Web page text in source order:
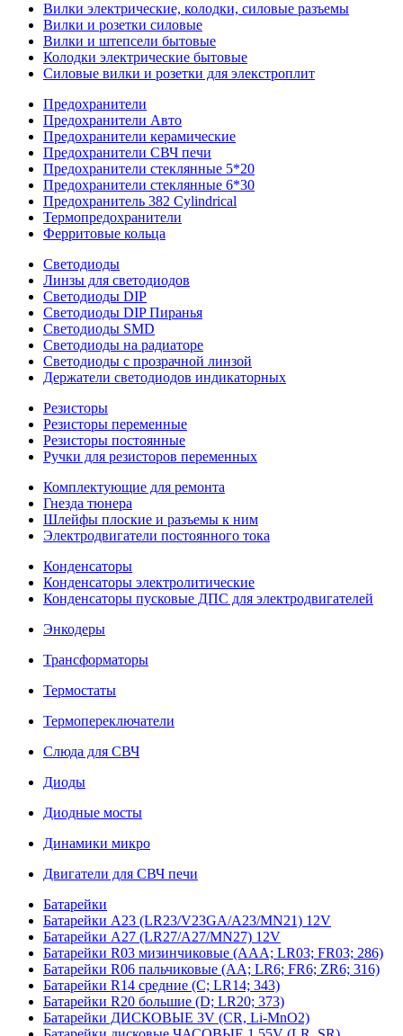
Вилки электрические, колодки, силовые разъемы
Вилки и розетки силовые
Вилки и штепсели бытовые
Колодки электрические бытовые
Силовые вилки и розетки для элекстроплит
Предохранители
Предохранители Авто
Предохранители керамические
Предохранители СВЧ печи
Предохранители стеклянные 5*20
Предохранители стеклянные 6*30
Предохранитель 382 Cylindrical
Термопредохранители
Ферритовые кольца
Светодиоды
Линзы для светодиодов
Светодиоды DIP
Светодиоды DIP Пиранья
Светодиоды SMD
Светодиоды на радиаторе
Светодиоды с прозрачной линзой
Держатели светодиодов индикаторных
Резисторы
Резисторы переменные
Резисторы постоянные
Ручки для резисторов переменных
Комплектующие для ремонта
Гнезда тюнера
Шлейфы плоские и разъемы к ним
Электродвигатели постоянного тока
Конденсаторы
Конденсаторы электролитические
Конденсаторы пусковые ДПС для электродвигателей
Энкодеры
Трансформаторы
Термостаты
Термопереключатели
Слюда для СВЧ
Диоды
Диодные мосты
Динамики микро
Двигатели для СВЧ печи
Батарейки
Батарейки A23 (LR23/V23GA/A23/MN21) 12V
Батарейки A27 (LR27/A27/MN27) 12V
Батарейки R03 мизинчиковые (AAA; LR03; FR03; 286)
Батарейки R06 пальчиковые (AA; LR6; FR6; ZR6; 316)
Батарейки R14 средние (C; LR14; 343)
Батарейки R20 большие (D; LR20; 373)
Батарейки ДИСКОВЫЕ 3V (CR, Li-MnO2)